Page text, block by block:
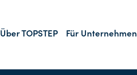
Über TOPSTEP Für Unternehmen